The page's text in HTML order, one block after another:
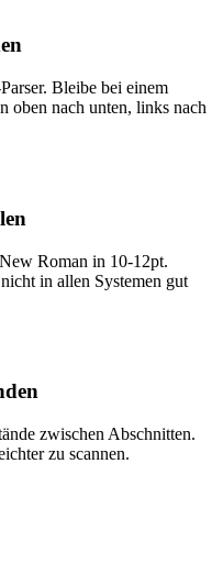
Bleibe bei einem
oben nach unten, links nach
Roman in 10-12pt.
in allen Systemen gut
zwischen Abschnitten.
zu scannen.